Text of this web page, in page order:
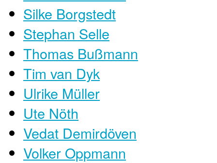
Silke Borgstedt
Stephan Selle
Thomas Bußmann
Tim van Dyk
Ulrike Müller
Ute Nöth
Vedat Demirdöven
Volker Oppmann